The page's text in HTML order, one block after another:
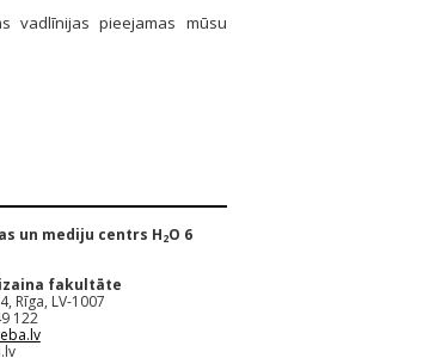
vadlīnijas pieejamas mūsu
un mediju centrs H2O 6
fakultāte
Rīga, LV-1007
122